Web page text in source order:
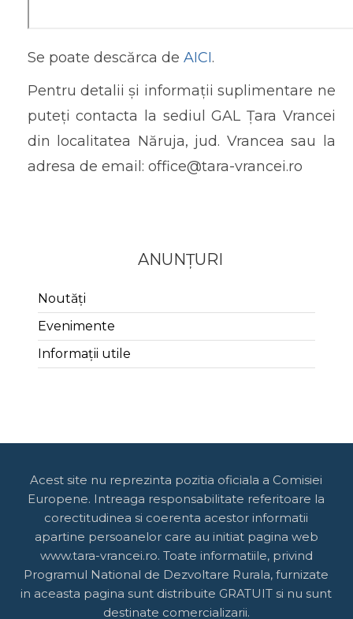
Se poate descărca de AICI.
Pentru detalii și informații suplimentare ne
puteți contacta la sediul GAL Țara Vrancei
din localitatea Năruja, jud. Vrancea sau la
adresa de email: office@tara-vrancei.ro
ANUNȚURI
Noutăți
Evenimente
Informații utile
Acest site nu reprezinta pozitia oficiala a Comisiei
Europene. Intreaga responsabilitate referitoare la
corectitudinea si coerenta acestor informatii
apartine persoanelor care au initiat pagina web
www.tara-vrancei.ro. Toate informatiile, privind
Programul National de Dezvoltare Rurala, furnizate
in aceasta pagina sunt distribuite GRATUIT si nu sunt
destinate comercializarii.